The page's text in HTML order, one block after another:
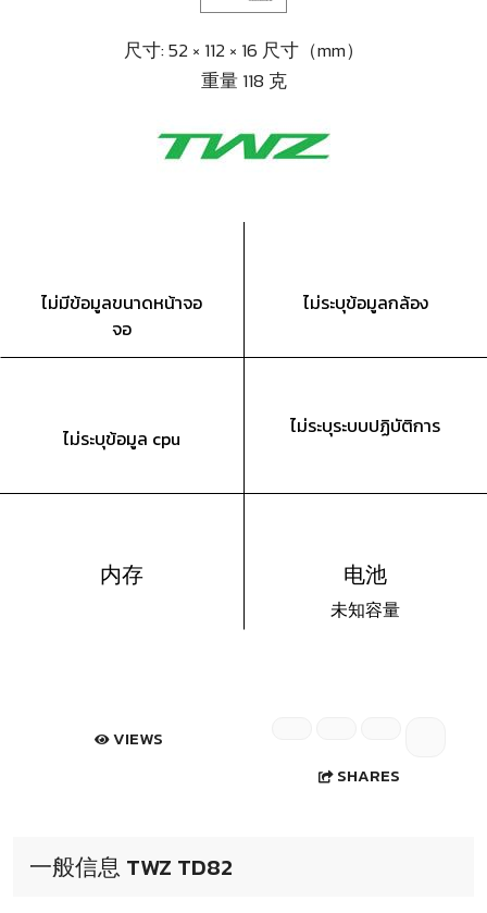
尺寸: 52 × 112 × 16 尺寸（mm）
重量 118 克
ไม่มีข้อมูลขนาดหน้าจอ
จอ
ไม่ระบุข้อมูลกล้อง
ไม่ระบุข้อมูล cpu ไม่ระบุระบบปฏิบัติการ
内存 电池
未知容量
VIEWS
SHARES
一般信息 TWZ TD82